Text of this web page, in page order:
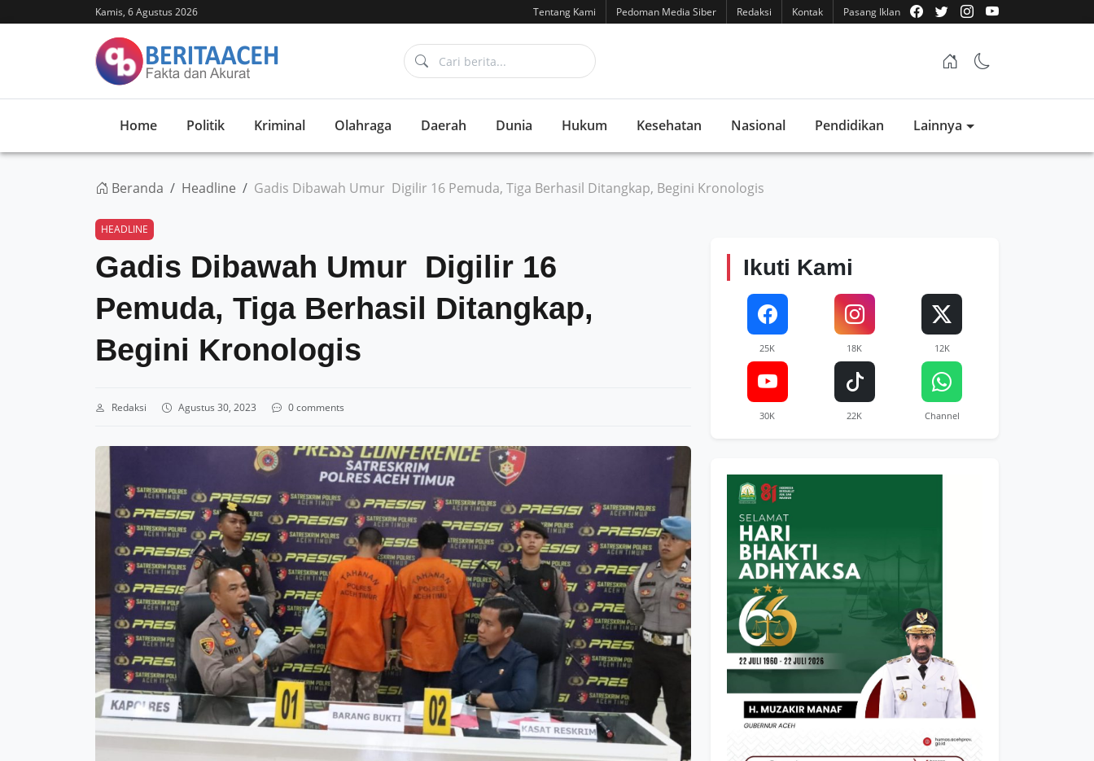
Kamis, 6 Agustus 2026 Tentang Kami Pedoman Media Siber Redaksi Kontak Pasang Iklan
Home Politik Kriminal Olahraga Daerah Dunia Hukum Kesehatan Nasional Pendidikan Lainnya
Beranda Headline Gadis Dibawah Umur Digilir 16 Pemuda, Tiga Berhasil Ditangkap, Begini Kronologis
HEADLINE
Gadis Dibawah Umur Digilir 16
Pemuda, Tiga Berhasil Ditangkap,
Begini Kronologis
Redaksi Agustus 30, 2023 0 comments
Ikuti Kami
25K 18K 12K
30K 22K Channel